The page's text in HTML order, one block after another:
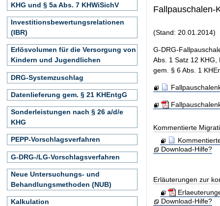
Fallpauschalen-
(Stand: 20.01.2014)
G-DRG-
Abs. 1 Satz 12
gem. § 6 Abs. 1
Kommentierte
Download-Hilfe?
Erläuterungen zur
Download-Hilfe?
KHG und § 5a Abs. 7 KHWiSichV
Investitionsbewertungsrelationen
(IBR)
Erlösvolumen für die Versorgung von
Kindern und Jugendlichen
DRG-Systemzuschlag
Datenlieferung gem. § 21 KHEntgG
Sonderleistungen nach § 26 a/d/e
KHG
PEPP-Vorschlagsverfahren
G-DRG-/LG-Vorschlagsverfahren
Neue Untersuchungs- und
Behandlungsmethoden (NUB)
Kalkulation